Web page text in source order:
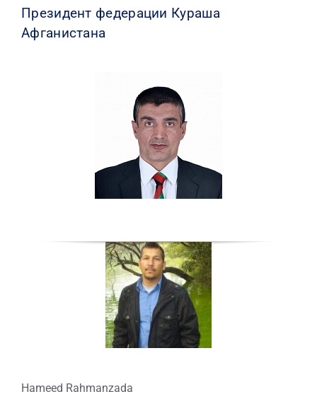
Президент федерации Кураша
Афганистана
Hameed Rahmanzada